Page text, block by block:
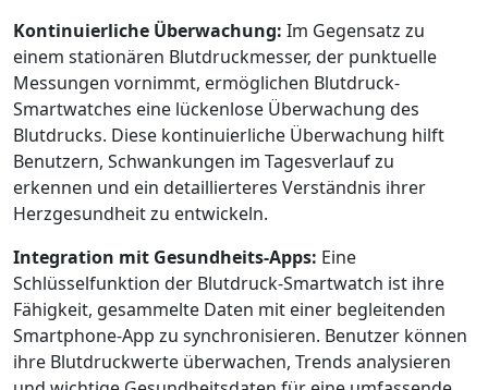
Kontinuierliche Überwachung: Im Gegensatz zu
einem stationären Blutdruckmesser, der punktuelle
Messungen vornimmt, ermöglichen Blutdruck-
Smartwatches eine lückenlose Überwachung des
Blutdrucks. Diese kontinuierliche Überwachung hilft
Benutzern, Schwankungen im Tagesverlauf zu
erkennen und ein detaillierteres Verständnis ihrer
Herzgesundheit zu entwickeln.
Integration mit Gesundheits-Apps: Eine
Schlüsselfunktion der Blutdruck-Smartwatch ist ihre
Fähigkeit, gesammelte Daten mit einer begleitenden
Smartphone-App zu synchronisieren. Benutzer können
ihre Blutdruckwerte überwachen, Trends analysieren